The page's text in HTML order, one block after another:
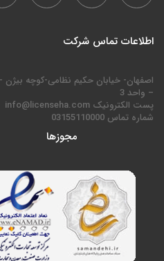
اطلاعات تماس شرکت
– واحد 3
پست الکترونیک info@licenseha.com
شماره تماس 03155110000
مجوزها